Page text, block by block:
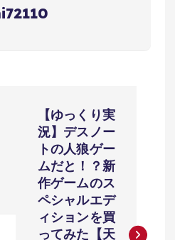
【ゆっくり実
況】デスノー
トの人狼ゲー
ムだと！？新
作ゲームのス
ペシャルエデ
ィションを買
ってみた【天